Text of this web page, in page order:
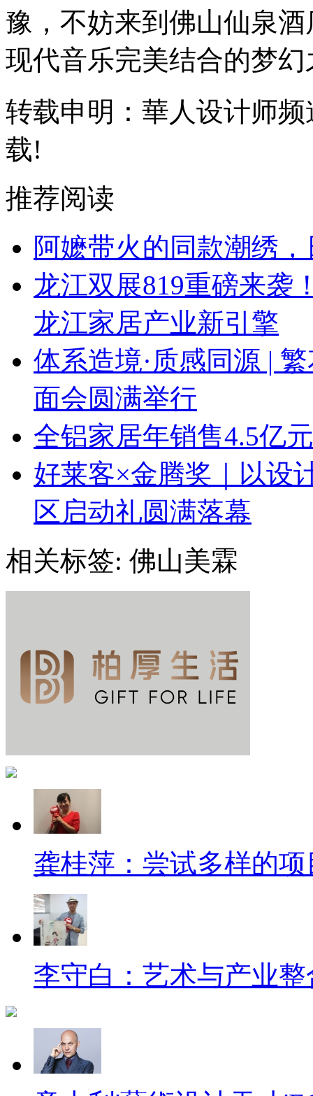
豫，不妨来到佛山仙泉
现代音乐完美结合的梦
转载申明：華人设计师
载!
推荐阅读
阿嬷带火的同款潮绣
龙江双展819重磅来袭
龙江家居产业新引擎
体系造境·质感同源 |
面会圆满举行
全铝家居年销售4.5亿
好莱客×金腾奖｜以设
区启动礼圆满落幕
相关标签: 佛山美霖
龚桂萍：尝试多样的
李守白：艺术与产业